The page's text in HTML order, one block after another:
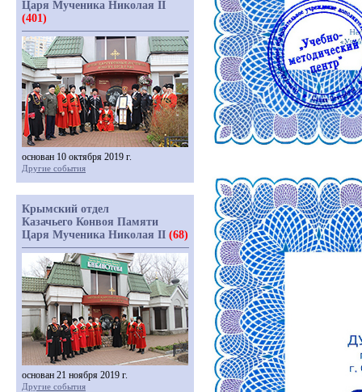
Царя Мученика Николая II
(401)
основан 10 октября 2019 г.
Другие события
Крымский отдел
Казачьего Конвоя Памяти
Царя Мученика Николая II (68)
основан 21 ноября 2019 г.
Другие события